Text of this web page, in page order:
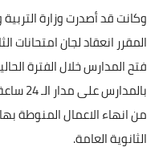
وكانت قد أصدرت وزارة
المقرر انعقاد لجان امتحانات
فتح المدارس خلال الفترة
من انهاء الاعمال المنوطة
الثانوية العامة.